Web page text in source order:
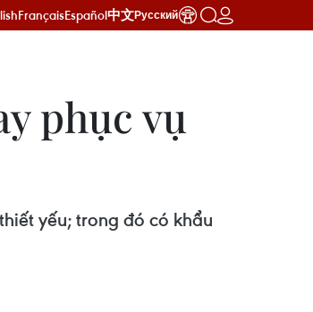
FrançaisEspañol中文Русский
phục vụ
yếu; trong đó có khẩu